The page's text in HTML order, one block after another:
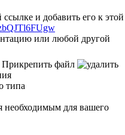
и добавить его к этой
или любой другой
Прикрепить файл
типа
необходимым для вашего